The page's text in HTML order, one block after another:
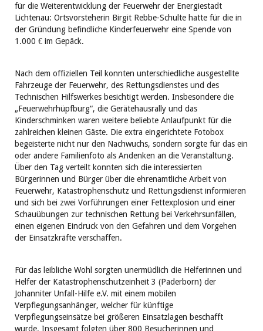
für die Weiterentwicklung der Feuerwehr der Energiestadt
Lichtenau: Ortsvorsteherin Birgit Rebbe-Schulte hatte für die in
der Gründung befindliche Kinderfeuerwehr eine Spende von
1.000 € im Gepäck.
Nach dem offiziellen Teil konnten unterschiedliche ausgestellte
Fahrzeuge der Feuerwehr, des Rettungsdienstes und des
Technischen Hilfswerkes besichtigt werden. Insbesondere die
„Feuerwehrhüpfburg“, die Gerätehausrally und das
Kinderschminken waren weitere beliebte Anlaufpunkt für die
zahlreichen kleinen Gäste. Die extra eingerichtete Fotobox
begeisterte nicht nur den Nachwuchs, sondern sorgte für das ein
oder andere Familienfoto als Andenken an die Veranstaltung.
Über den Tag verteilt konnten sich die interessierten
Bürgerinnen und Bürger über die ehrenamtliche Arbeit von
Feuerwehr, Katastrophenschutz und Rettungsdienst informieren
und sich bei zwei Vorführungen einer Fettexplosion und einer
Schauübungen zur technischen Rettung bei Verkehrsunfällen,
einen eigenen Eindruck von den Gefahren und dem Vorgehen
der Einsatzkräfte verschaffen.
Für das leibliche Wohl sorgten unermüdlich die Helferinnen und
Helfer der Katastrophenschutzeinheit 3 (Paderborn) der
Johanniter Unfall-Hilfe e.V. mit einem mobilen
Verpflegungsanhänger, welcher für künftige
Verpflegungseinsätze bei größeren Einsatzlagen beschafft
wurde. Insgesamt folgten über 800 Besucherinnen und